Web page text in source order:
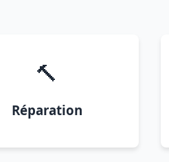
🔨
Réparation